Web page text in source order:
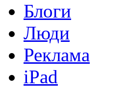
Блоги
Люди
Реклама
iPad